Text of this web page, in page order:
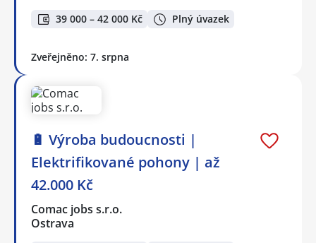
39 000 – 42 000 Kč Plný úvazek
Zveřejněno: 7. srpna
🔋 Výroba budoucnosti |
Elektrifikované pohony | až
42.000 Kč
Comac jobs s.r.o.
Ostrava